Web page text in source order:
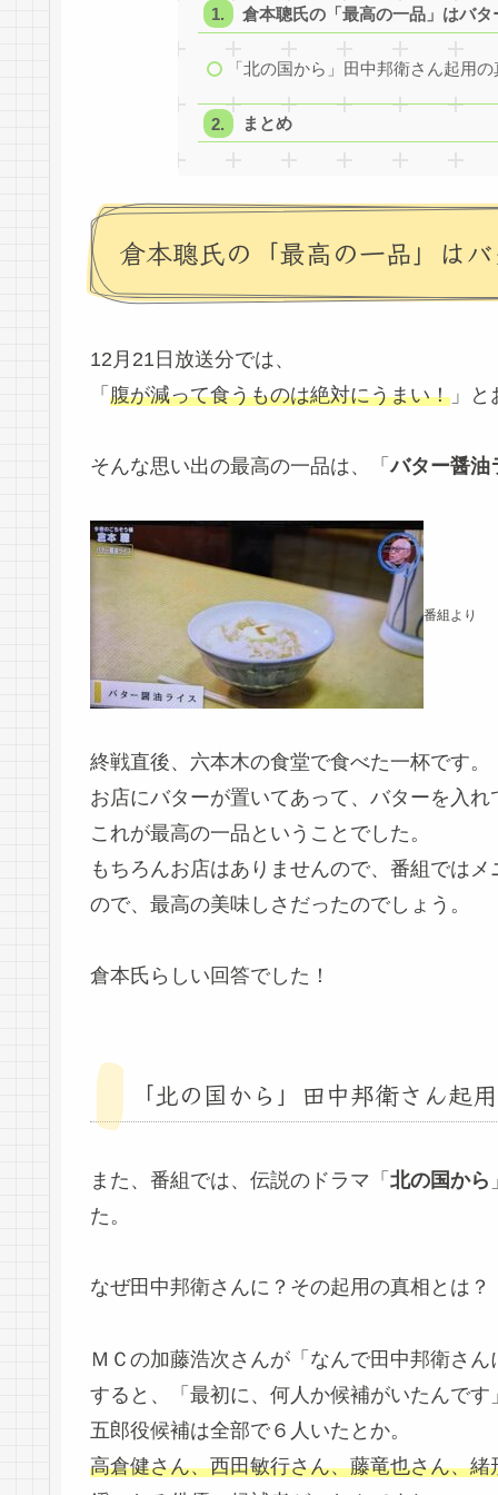
倉本聰氏の「最高の一品」はバタ
「北の国から」田中邦衛さん起用
まとめ
倉本聰氏の「最高の一品」は
12月21日放送分では、
「 腹が減って食うものは絶対にうまい！ 」
そんな思い出の最高の一品は、「バター醤油
番組より
終戦直後、六本木の食堂で食べた一杯です。
お店にバターが置いてあって、バターを入
これが最高の一品ということでした。
もちろんお店はありませんので、番組では
ので、最高の美味しさだったのでしょう。
倉本氏らしい回答でした！
「北の国から」田中邦衛さん起
また、番組では、伝説のドラマ「 北の国から
た。
なぜ田中邦衛さんに？その起用の真相とは？
ＭＣの加藤浩次さんが「なんで田中邦衛さ
すると、「最初に、何人か候補がいたんです
五郎役候補は全部で６人いたとか。
高倉健さん、西田敏行さん、藤竜也さん、